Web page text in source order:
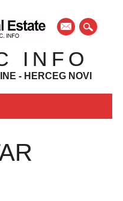
mail
INFO
- HERCEG NOVI